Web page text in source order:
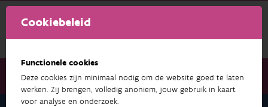
Cookiebeleid
Functionele cookies
Deze cookies zijn minimaal nodig om de website goed te laten
werken. Zij brengen, volledig anoniem, jouw gebruik in kaart
voor analyse en onderzoek.